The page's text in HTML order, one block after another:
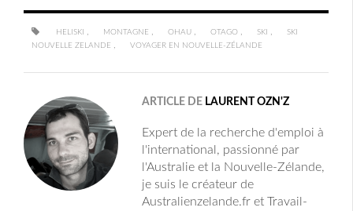
HELISKI MONTAGNE OHAU OTAGO SKI
SKI
NOUVELLE ZELANDE
VOYAGER EN NOUVELLE-ZÉLANDE
ARTICLE DE LAURENT OZN'Z
Expert de la recherche d'emploi à
l'international, passionné par
l'Australie et la Nouvelle-Zélande,
je suis le créateur de
Australienzelande.fr et Travail-